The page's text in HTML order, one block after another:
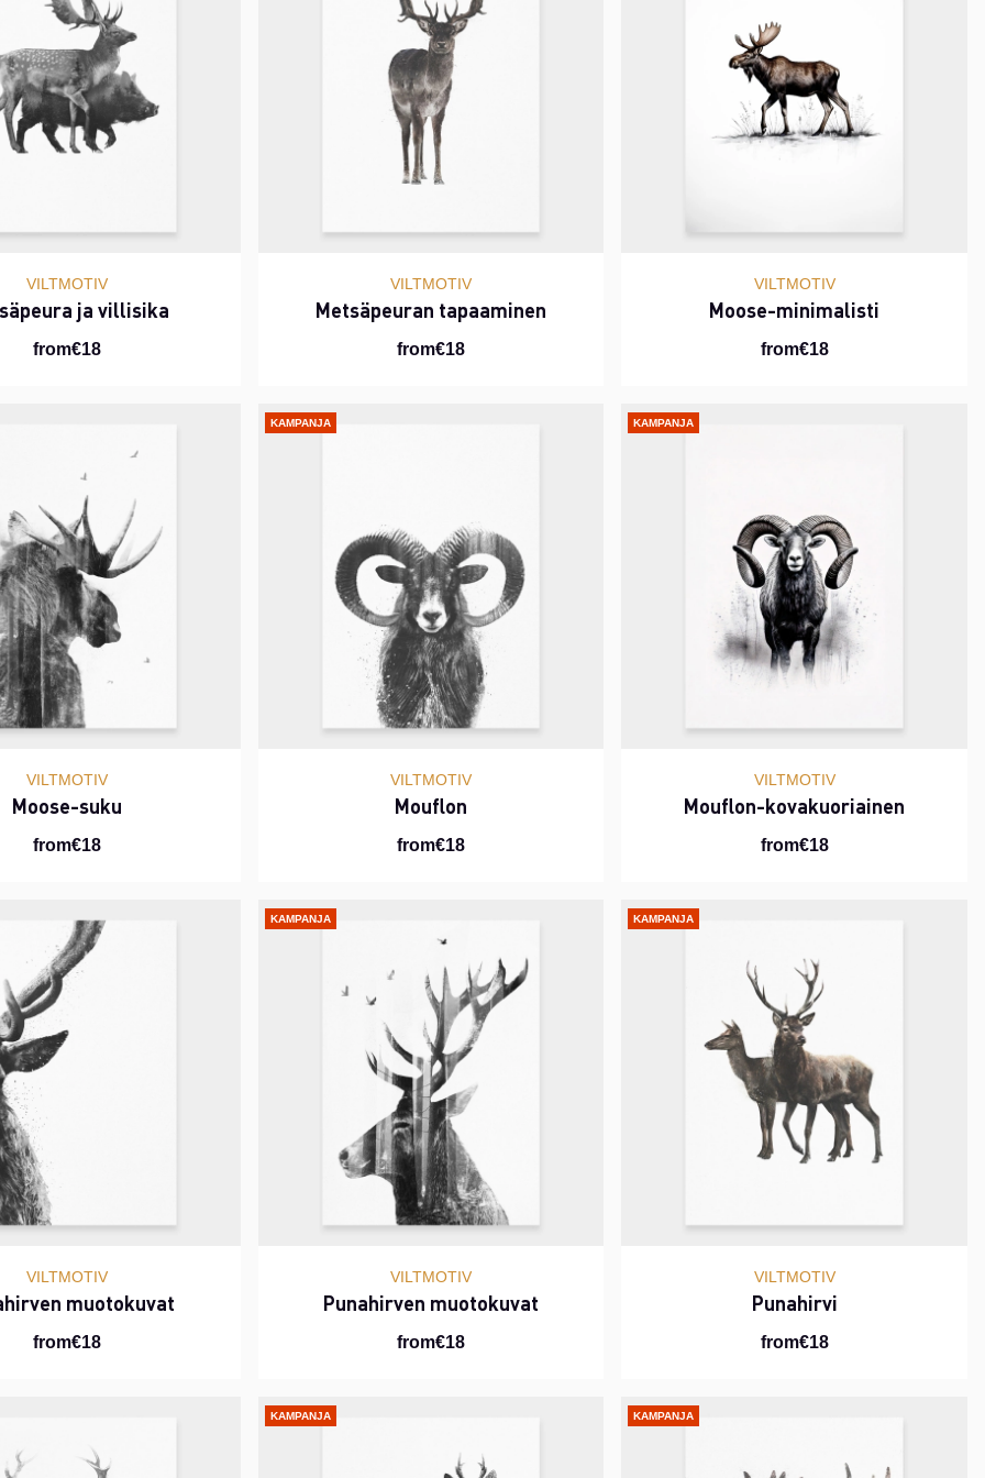
VILTMOTIV
ja villisika
from€18
VILTMOTIV
Metsäpeuran tapaaminen
from€18
VILTMOTIV
Moose-minimalisti
from€18
VILTMOTIV
Moose-suku
from€18
KAMPANJA
VILTMOTIV
Mouflon
from€18
KAMPANJA
VILTMOTIV
Mouflon-kovakuoriainen
from€18
VILTMOTIV
muotokuvat
from€18
KAMPANJA
VILTMOTIV
Punahirven muotokuvat
from€18
KAMPANJA
VILTMOTIV
Punahirvi
from€18
KAMPANJA KAMPANJA